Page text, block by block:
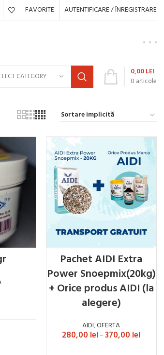
FAVORITE AUTENTIFICARE / ÎNREGISTRARE
CATEGORY 0 articole
0,00LEI
Pachet AIDI Extra
Power Snoepmix(20kg)
+ Orice produs AIDI (la
alegere)
AIDI,OFERTA
280,00 lei–370,00 lei